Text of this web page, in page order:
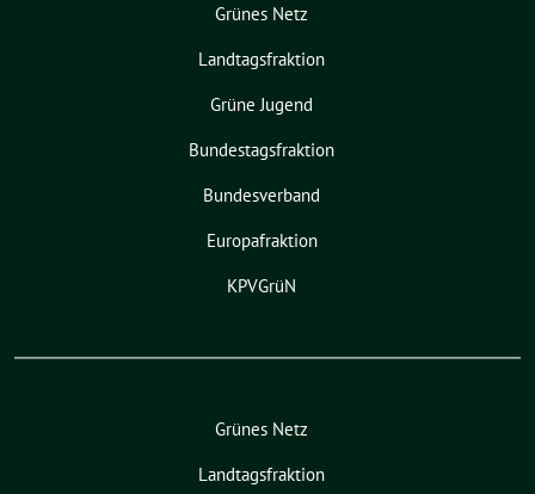
Grünes Netz
Landtagsfraktion
Grüne Jugend
Bundestagsfraktion
Bundesverband
Europafraktion
KPVGrüN
Grünes Netz
Landtagsfraktion